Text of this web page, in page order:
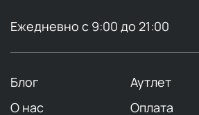
Ежедневно с 9:00 до 21:00
Блог Аутлет
О нас
Оплата